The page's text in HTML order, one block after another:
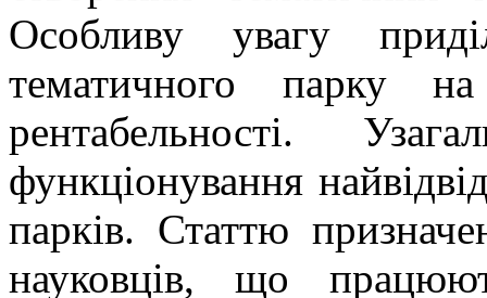
Особливу увагу
тематичного парку
рентабельності.
функціонування
парків. Статтю
науковців, що